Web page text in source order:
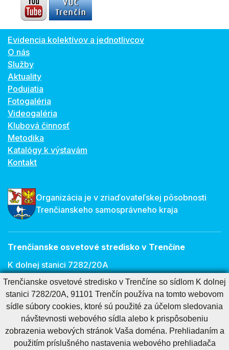
Evidencia kolektívov a jednotlivcov
O nás
Služby
Aktuality
Podujatia
Fotogaléria
Videogaléria
Klubová činnosť
Metodika
Katalógy k výstavám
Kontakt
Organizácia je v zriaďovateľskej pôsobnosti
Trenčianskeho samosprávneho kraja
Trenčianske osvetové stredisko v Trenčíne
K dolnej stanici 7282/20A
911 01 Trenčín
E-mail:osveta@tnos.sk
Cookies nastavenieCookies - viac informáciíVyhlásenie o prístupnosti
Technický prevádzkovateľ
Správca obsahu
Trenčianske osvetové stredisko v Trenčíne so sídlom K dolnej
stanici 7282/20A, 91101 Trenčín používa na tomto webovom
sídle súbory cookies, ktoré sú použité za účelom sledovania
návštevnosti webového sídla alebo k prispôsobeniu
zobrazenia webových stránok Vaša doména. Prehliadaním a
použitím príslušného nastavenia webového prehliadača